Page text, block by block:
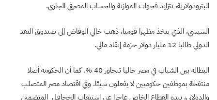
البترودولارية، تتزايد فجوات الموازنة والحساب المصرفي الجاري.
السيسي، الذي يتخذ مظهرا قوميا، ذهب خالي الوفاض إلى صندوق النقد
الدولي طالبا 12 مليار دولار حزمة إنقاذ مالي.
البطالة بين الشباب في مصر حاليا تتجاوز 40 %. كما أن الحكومة أصلا
منتفخة بموظفين حكوميين لا يفعلون شيئا. وفي اقتصاد مصر المتصلب
والدولاني، يبدو القطاع الخاص عاجزا عن استيعاب الجحافل المنضمين